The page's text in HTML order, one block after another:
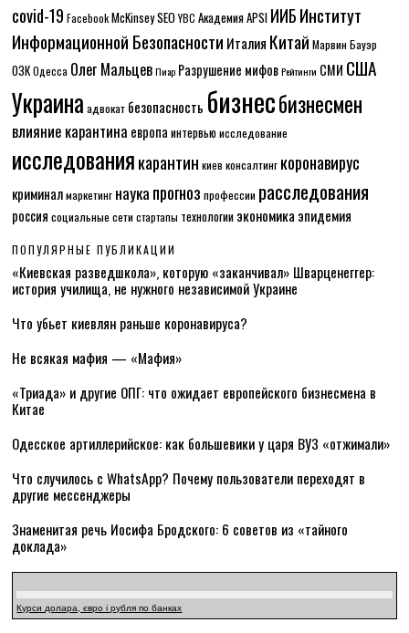
covid-19 Facebook McKinseySEO YBC Академия APSI ИИБИнститут
Информационной Безопасности Италия Китай Марвин Бауэр
ОЗК Одесса Олег Мальцев Пиар Разрушение мифов Рейтинги СМИ США
Украина адвокат безопасность бизнесбизнесмен
влияние карантина европа интервьюисследование
исследованиякарантин киев консалтинг коронавирус
криминалмаркетинг наукапрогноз профессии расследования
россия социальные сети стартапы технологии экономика эпидемия
ПОПУЛЯРНЫЕ ПУБЛИКАЦИИ
«Киевская разведшкола», которую «заканчивал» Шварценеггер:
история училища, не нужного независимой Украине
Что убьет киевлян раньше коронавируса?
Не всякая мафия — «Мафия»
«Триада» и другие ОПГ: что ожидает европейского бизнесмена в
Китае
Одесское артиллерийское: как большевики у царя ВУЗ «отжимали»
Что случилось с WhatsApp? Почему пользователи переходят в
другие мессенджеры
Знаменитая речь Иосифа Бродского: 6 советов из «тайного
доклада»
Курси долара, євро і рубля по банках